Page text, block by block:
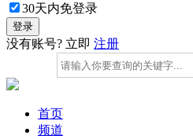
30天内免登录
没有账号? 立即 注册
首页
频道